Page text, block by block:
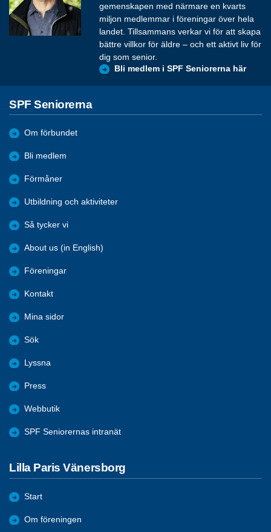
gemenskapen med närmare en kvarts
miljon medlemmar i föreningar över hela
landet. Tillsammans verkar vi för att skapa
bättre villkor för äldre – och ett aktivt liv för
dig som senior.
Bli medlem i SPF Seniorerna här
SPF Seniorerna
Om förbundet
Bli medlem
Förmåner
Utbildning och aktiviteter
Så tycker vi
About us (in English)
Föreningar
Kontakt
Mina sidor
Sök
Lyssna
Press
Webbutik
SPF Seniorernas intranät
Lilla Paris Vänersborg
Start
Om föreningen